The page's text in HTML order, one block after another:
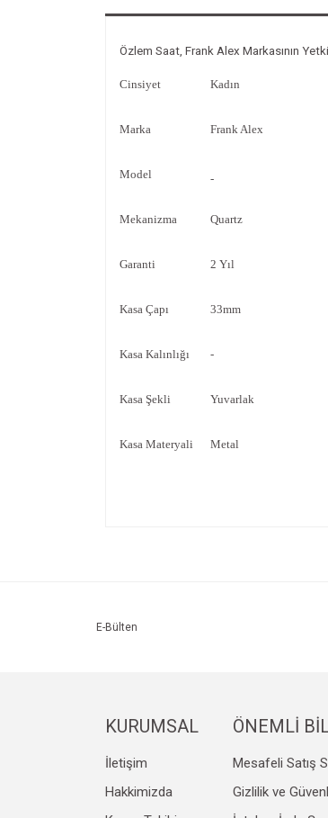
Özlem Saat, Frank Alex Markasının
Cinsiyet Kadın
Marka Frank Alex
Model -
Mekanizma Quartz
Garanti 2 Yıl
Kasa Çapı 33mm
Kasa Kalınlığı -
Kasa Şekli Yuvarlak
Kasa Materyali Metal
E-Bülten
KURUMSAL
İletişim
Hakkimizda
ÖNEMLİ
Mesafeli Satış
Gizlilik ve